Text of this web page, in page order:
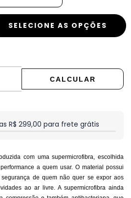
CALCULAR
R$ 299,00 para frete grátis
com uma supermicrofibra, escolhida
a quem usar. O material possui
de quem não quer se expor aos
ao ar livre. A supermicrofibra ainda